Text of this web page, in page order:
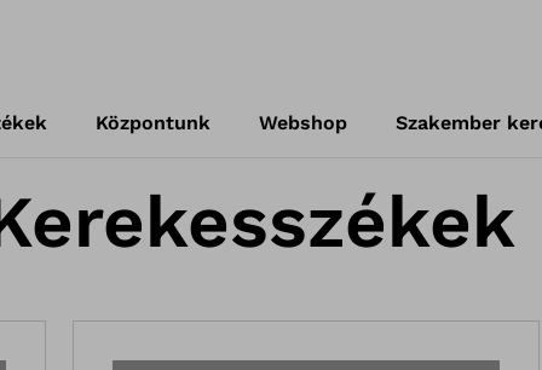
Központunk Webshop Szakember